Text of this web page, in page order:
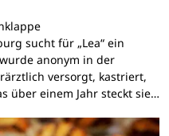
sucht für „Lea“ ein
anonym in der
versorgt, kastriert,
über einem Jahr steckt sie…